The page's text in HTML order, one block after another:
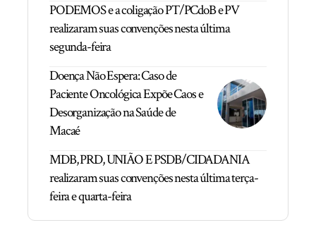
PODEMOS e a coligação PT/PCdoB e PV
realizaram suas convenções nesta última
segunda-feira
Doença Não Espera: Caso de
Paciente Oncológica Expõe Caos e
Desorganização na Saúde de
Macaé
MDB, PRD, UNIÃO E PSDB/CIDADANIA
realizaram suas convenções nesta última terça-
feira e quarta-feira